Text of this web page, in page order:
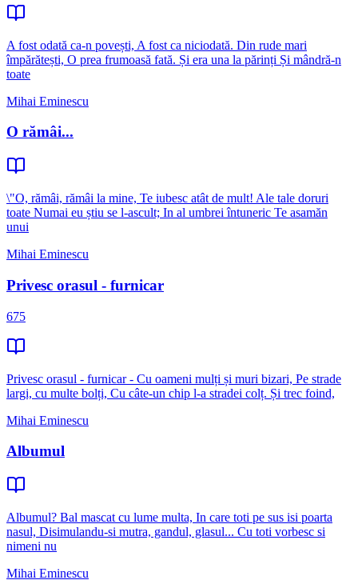
A fost odată ca-n povești, A fost ca niciodată. Din rude mari
împărătești, O prea frumoasă fată. Și era una la părinți Și mândră-n
toate
Mihai Eminescu
O rămâi...
\"O, rămâi, rămâi la mine, Te iubesc atât de mult! Ale tale doruri
toate Numai eu știu se l-ascult; In al umbrei întuneric Te asamăn
unui
Mihai Eminescu
Privesc orasul - furnicar
675
Privesc orasul - furnicar - Cu oameni mulți și muri bizari, Pe strade
largi, cu multe bolți, Cu câte-un chip l-a stradei colț. Și trec foind,
Mihai Eminescu
Albumul
Albumul? Bal mascat cu lume multa, In care toti pe sus isi poarta
nasul, Disimulandu-si mutra, gandul, glasul... Cu toti vorbesc si
nimeni nu
Mihai Eminescu